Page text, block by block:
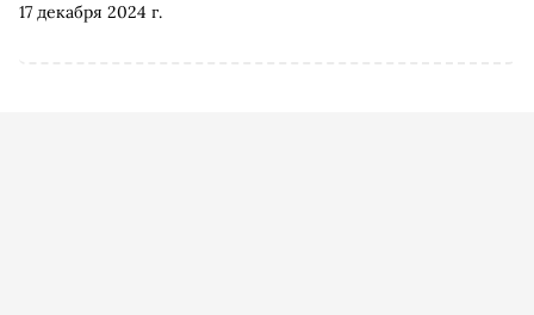
17 декабря 2024 г.